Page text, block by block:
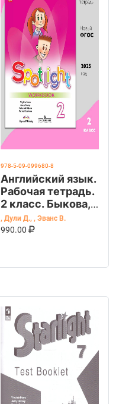
978-5-09-099680-8
Английский язык.
Рабочая тетрадь.
2 класс. Быкова,
Дули, Поспелова,
Эванс. ФГОС. год.
, Дули Д., , Эванс В.
990.00
В КОРЗИНУ